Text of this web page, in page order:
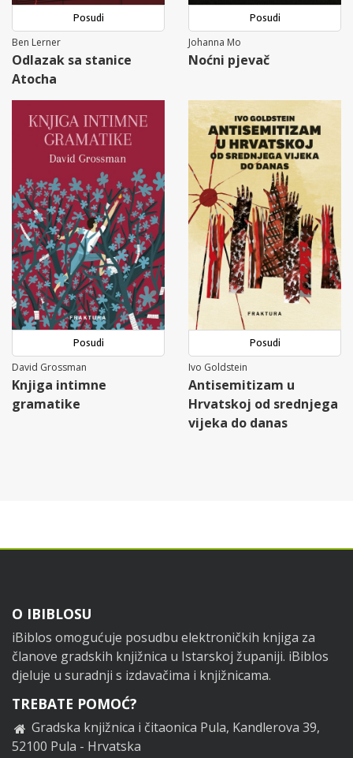
Posudi
Ben Lerner
Odlazak sa stanice
Atocha
Posudi
Johanna Mo
Noćni pjevač
Posudi
David Grossman
Knjiga intimne
gramatike
Posudi
Ivo Goldstein
Antisemitizam u
Hrvatskoj od srednjega
vijeka do danas
Footer
O IBIBLOSU
iBiblos omogućuje posudbu elektroničkih knjiga za
članove gradskih knjižnica u Istarskoj županiji. iBiblos
djeluje u suradnji s izdavačima i knjižnicama.
TREBATE POMOĆ?
Gradska knjižnica i čitaonica Pula, Kandlerova 39,
52100 Pula - Hrvatska